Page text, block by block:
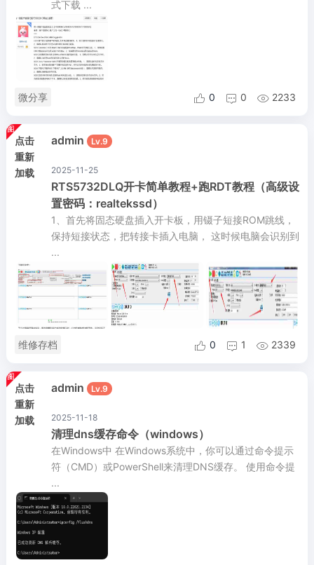
式下载 ...
微分享  0  0  2233
点击
重新
加载
admin Lv.9
2025-11-25
RTS5732DLQ开卡简单教程+跑RDT教程（高级设
置密码：realtekssd）
1、首先将固态硬盘插入开卡板，用镊子短接ROM跳线，
保持短接状态，把转接卡插入电脑， 这时候电脑会识别到
...
维修存档  0  1  2339
点击
重新
加载
admin Lv.9
2025-11-18
清理dns缓存命令（windows）
在Windows中 在Windows系统中，你可以通过命令提示
符（CMD）或PowerShell来清理DNS缓存。 使用命令提
...